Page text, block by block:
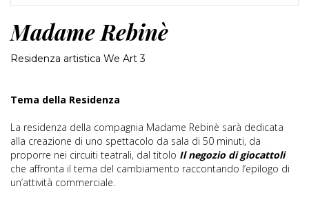
Madame Rebinè
Residenza artistica We Art 3
Tema della Residenza
La residenza della compagnia Madame Rebinè sarà dedicata
alla creazione di uno spettacolo da sala di 50 minuti, da
proporre nei circuiti teatrali, dal titolo Il negozio di giocattoli
che affronta il tema del cambiamento raccontando l’epilogo di
un’attività commerciale.